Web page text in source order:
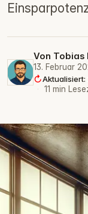
Von Tobias
13. Februar
·
11 min